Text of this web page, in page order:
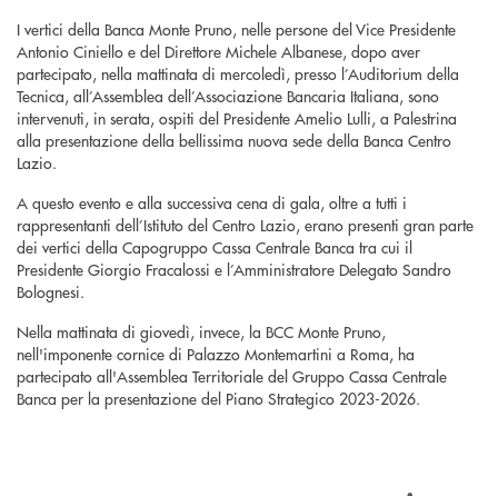
I vertici della Banca Monte Pruno, nelle persone del Vice Presidente
Antonio Ciniello e del Direttore Michele Albanese, dopo aver
partecipato, nella mattinata di mercoledì, presso l’Auditorium della
Tecnica, all’Assemblea dell’Associazione Bancaria Italiana, sono
intervenuti, in serata, ospiti del Presidente Amelio Lulli, a Palestrina
alla presentazione della bellissima nuova sede della Banca Centro
Lazio.
A questo evento e alla successiva cena di gala, oltre a tutti i
rappresentanti dell’Istituto del Centro Lazio, erano presenti gran parte
dei vertici della Capogruppo Cassa Centrale Banca tra cui il
Presidente Giorgio Fracalossi e l’Amministratore Delegato Sandro
Bolognesi.
Nella mattinata di giovedì, invece, la BCC Monte Pruno,
nell'imponente cornice di Palazzo Montemartini a Roma, ha
partecipato all'Assemblea Territoriale del Gruppo Cassa Centrale
Banca per la presentazione del Piano Strategico 2023-2026.